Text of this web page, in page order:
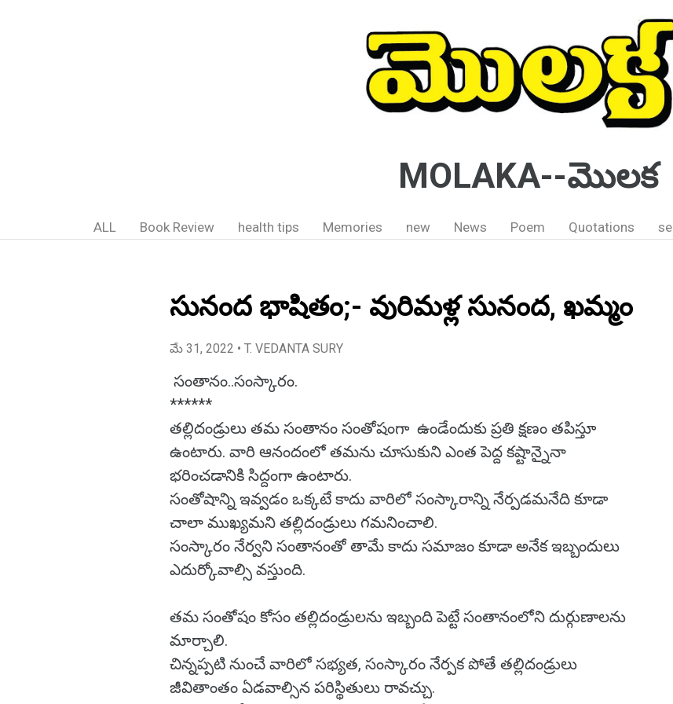
MOLAKA--మొలక
ALL Book Review health tips Memories new News Poem Quotations se
సునంద భాషితం;- వురిమళ్ల సునంద, ఖమ్మం
మే 31, 2022 • T. VEDANTA SURY
సంతానం..సంస్కారం.
******
తల్లిదండ్రులు తమ సంతానం సంతోషంగా ఉండేందుకు ప్రతి క్షణం తపిస్తూ
ఉంటారు. వారి ఆనందంలో తమను చూసుకుని ఎంత పెద్ద కష్టాన్నైనా
భరించడానికి సిద్దంగా ఉంటారు.
సంతోషాన్ని ఇవ్వడం ఒక్కటే కాదు వారిలో సంస్కారాన్ని నేర్పడమనేది కూడా
చాలా ముఖ్యమని తల్లిదండ్రులు గమనించాలి.
సంస్కారం నేర్వని సంతానంతో తామే కాదు సమాజం కూడా అనేక ఇబ్బందులు
ఎదుర్కోవాల్సి వస్తుంది.
తమ సంతోషం కోసం తల్లిదండ్రులను ఇబ్బంది పెట్టే సంతానంలోని దుర్గుణాలను
మార్చాలి.
చిన్నప్పటి నుంచే వారిలో సభ్యత, సంస్కారం నేర్పక పోతే తల్లిదండ్రులు
జీవితాంతం ఏడవాల్సిన పరిస్థితులు రావచ్చు.